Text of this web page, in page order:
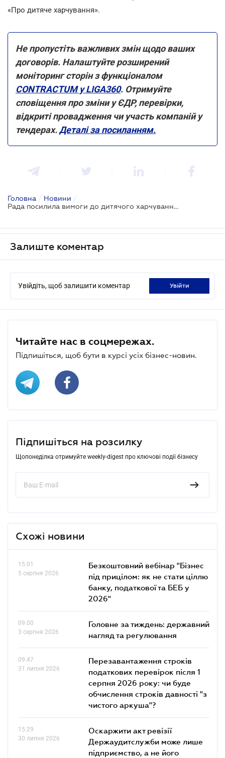
«Про дитяче харчування».
Не пропустіть важливих змін щодо ваших
договорів. Налаштуйте розширений
моніторинг сторін з функціоналом
CONTRACTUM у LIGA360. Отримуйте
сповіщення про зміни у ЄДР, перевірки,
відкриті провадження чи участь компаній у
тендерах.Деталі за посиланням.
Головна / Новини /
Рада посилила вимоги до дитячого харчування: Закон прийнято
Залиште коментар
Увійдіть, щоб залишити коментар увійти
Читайте нас в соцмережах.
Підпишіться, щоб бути в курсі усіх бізнес-новин.
Підпишіться на розсилку
Щопонеділка отримуйте weekly-digest про ключові події бізнесу
Схожі новини
15.01
5 серпня 2026
Безкоштовний вебінар "Бізнес
під прицілом: як не стати ціллю
банку, податкової та БЕБ у
2026"
09.00
3 серпня 2026
Головне за тиждень: державний
нагляд та регулювання
09.47
31 липня 2026
Перезавантаження строків
податкових перевірок після 1
серпня 2026 року: чи буде
обчислення строків давності "з
чистого аркуша"?
15.29
30 липня 2026
Оскаржити акт ревізії
Держаудитслужби може лише
підприємство, а не його